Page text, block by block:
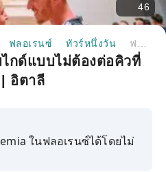
46
ฟลอเรนซ์ ทัวร์หนึ่งวัน
กด์แบบไม่ต้องต่อคิวที่
อิตาลี
ในฟลอเรนซ์ได้โดยไม่